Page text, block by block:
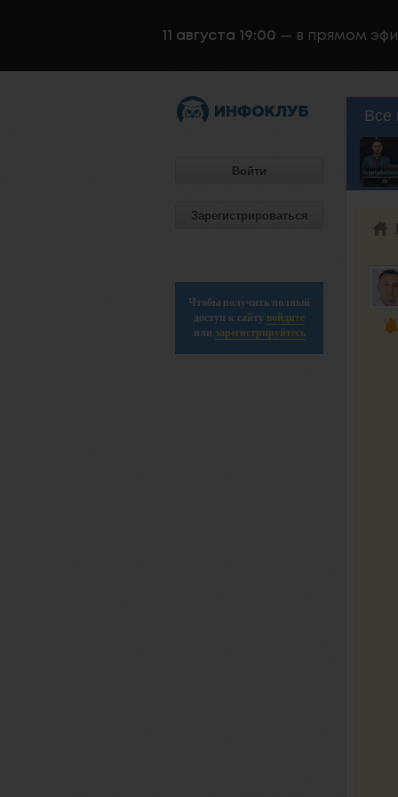
11 августа 19:00 — в прямом
Войти
Зарегистрироваться
Чтобы получить полный
доступ к сайту войдите
или зарегистрируйтесь
Все